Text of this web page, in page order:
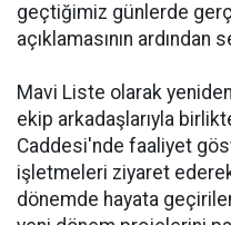
geçtiğimiz günlerde
açıklamasının ardından
Mavi Liste olarak yeniden
ekip arkadaşlarıyla
Caddesi'nde faaliyet
işletmeleri ziyaret
dönemde hayata